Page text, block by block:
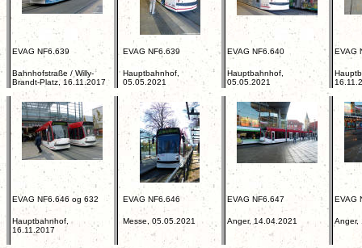
EVAG NF6.639
Bahnhofstraße / Willy-
Brandt-Platz, 16.11.2017
EVAG NF6.639
Hauptbahnhof,
05.05.2021
EVAG NF6.640
Hauptbahnhof,
05.05.2021
EVAG
EVAG NF6.646 og 632
Hauptbahnhof,
16.11.2017
EVAG NF6.646
Messe, 05.05.2021
EVAG NF6.647
Anger, 14.04.2021
EVAG
Anger,